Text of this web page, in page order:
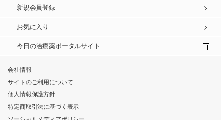
新規会員登録
お気に入り
今日の治療薬ポータルサイト
会社情報
サイトのご利用について
個人情報保護方針
特定商取引法に基づく表示